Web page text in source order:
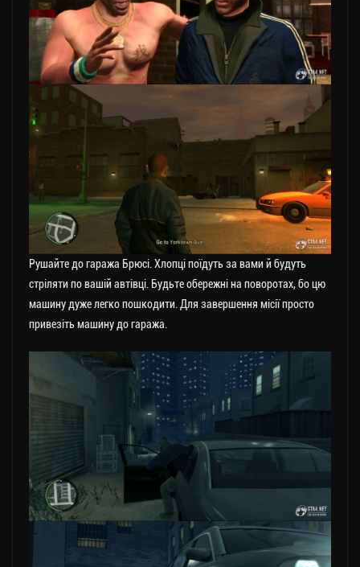
Рушайте до гаража Брюсі. Хлопці поїдуть за вами й будуть
стріляти по вашій автівці. Будьте обережні на поворотах, бо цю
машину дуже легко пошкодити. Для завершення місії просто
привезіть машину до гаража.